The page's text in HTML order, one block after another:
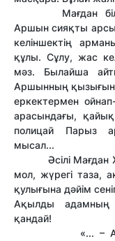
Мағдан
Аршын сияқты
келіншектің
құлы. Сұлу, жас
мәз. Былайша
Аршынның қызығын
еркектермен
арасындағы, қайық
полицай Парыз
мысал...
Әсілі Мағдан
мол, жүрегі таза,
қулығына дәйім
Ақылды адамның
қандай!
«... – Аға, -